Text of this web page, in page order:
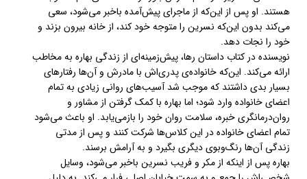
هستند. او پس‌ از این‌که از ماجرای پیش‌آمده باخبر می‌شود، سعی
می‌کند بدون این‌که نسرین را متوجه خود کند، از خانه بیرون بزند و
خود را نجات دهد.
نویسنده در کتاب داستان رها، پیش‌زمینه‌ای از زندگی بهاره به مخاطب
ارائه می‌کند. این‌که خانواده‌ی پدری‌اش با مادرش و آن‌ها رفتارهای
بسیار بدی داشتند که موجب شد آسیب‌های روانی زیادی به تمام
اعضای خانواده وارد شود؛ اما بهاره با کمک گرفتن از مشاور و
روان‌درمانگری خبره، سلامت روان خود را بازمی‌یابد. او باعث می‌شود
تمام اعضای خانواده در این کلاس‌ها شرکت کنند و پس از مدتی
زندگی آن‌ها رنگ‌وبوی دیگری بگیرد و به آرامش برسند.
بهاره پس‌ از اینکه از مکر و فریب نسرین باخبر می‌شود، وسایل